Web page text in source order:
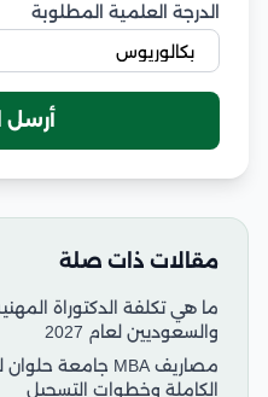
الدرجة العلمية المطلوبة
أرسل
مقالات ذات صلة
ما هي تكلفة الدكتوراة
والسعوديين لعام 2027
الكاملة وخطوات التسجيل